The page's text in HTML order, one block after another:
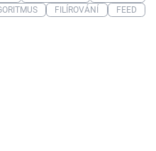
FILÍROVÁNÍ FEED